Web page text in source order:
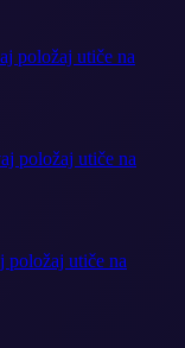
položaj utiče na
položaj utiče na
položaj utiče na